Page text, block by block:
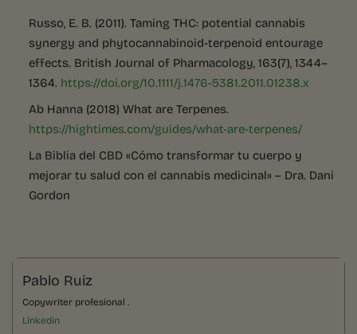
Russo, E. B. (2011). Taming THC: potential cannabis
synergy and phytocannabinoid-terpenoid entourage
effects. British Journal of Pharmacology, 163(7), 1344–
1364. https://doi.org/10.1111/j.1476-5381.2011.01238.x
Ab Hanna (2018) What are Terpenes.
https://hightimes.com/guides/what-are-terpenes/
La Biblia del CBD «Cómo transformar tu cuerpo y
mejorar tu salud con el cannabis medicinal» – Dra. Dani
Gordon
Pablo Ruiz
Copywriter profesional .
Linkedin